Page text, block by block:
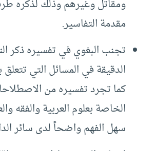
ومقاتل وغيرهم وذلك لذكره
مقدمة التفاسير.
تجنب البغوي في تفسيره ذكر
الدقيقة في المسائل التي تتعلق
كما تجرد تفسيره من
الخاصة بعلوم العربية والفقه
سهل الفهم واضحاً لدى سائر